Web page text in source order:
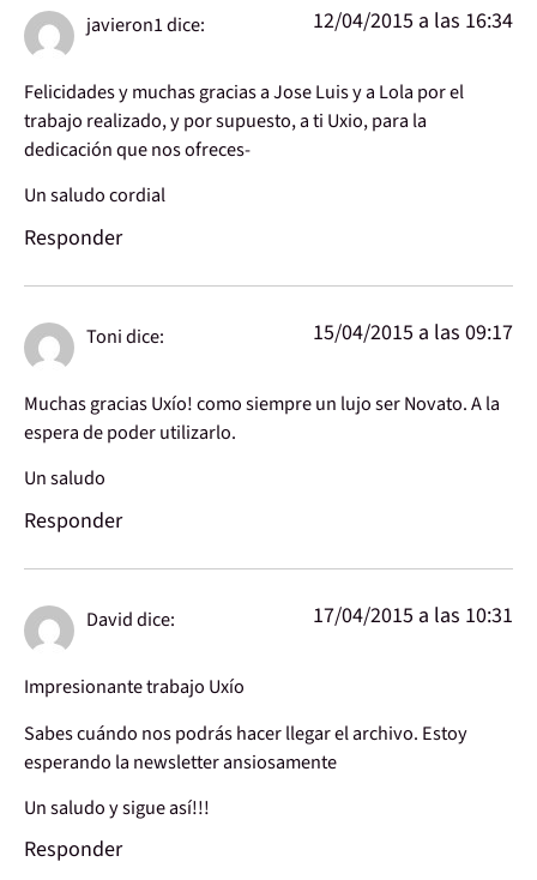
javieron1dice: 12/04/2015 a las 16:34
Felicidades y muchas gracias a Jose Luis y a Lola por el
trabajo realizado, y por supuesto, a ti Uxio, para la
dedicación que nos ofreces-
Un saludo cordial
Responder
Tonidice: 15/04/2015 a las 09:17
Muchas gracias Uxío! como siempre un lujo ser Novato. A la
espera de poder utilizarlo.
Un saludo
Responder
Daviddice: 17/04/2015 a las 10:31
Impresionante trabajo Uxío
Sabes cuándo nos podrás hacer llegar el archivo. Estoy
esperando la newsletter ansiosamente
Un saludo y sigue así!!!
Responder